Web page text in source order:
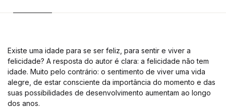
Existe uma idade para se ser feliz, para sentir e viver a
felicidade? A resposta do autor é clara: a felicidade não tem
idade. Muito pelo contrário: o sentimento de viver uma vida
alegre, de estar consciente da importância do momento e das
suas possibilidades de desenvolvimento aumentam ao longo
dos anos.